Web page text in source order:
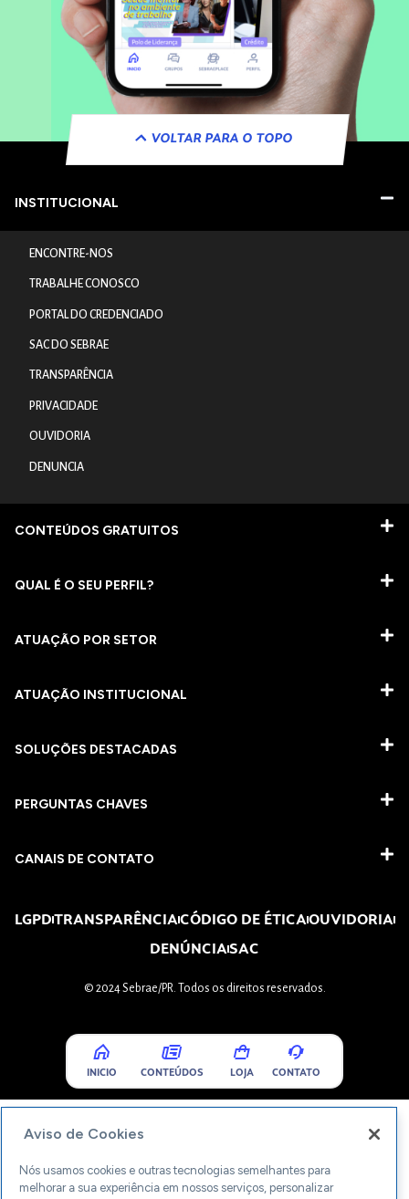
VOLTAR PARA O TOPO
INSTITUCIONAL
ENCONTRE-NOS
TRABALHE CONOSCO
PORTAL DO CREDENCIADO
SAC DO SEBRAE
TRANSPARÊNCIA
PRIVACIDADE
OUVIDORIA
DENUNCIA
CONTEÚDOS GRATUITOS
QUAL É O SEU PERFIL?
ATUAÇÃO POR SETOR
ATUAÇÃO INSTITUCIONAL
SOLUÇÕES DESTACADAS
PERGUNTAS CHAVES​
CANAIS DE CONTATO
LGPDTRANSPARÊNCIACÓDIGO DE ÉTICAOUVIDORIA
DENÚNCIASAC
© 2024 Sebrae/PR. Todos os direitos reservados.
INICIO CONTEÚDOS LOJA CONTATO
Aviso de Cookies
Nós usamos cookies e outras tecnologias semelhantes para
melhorar a sua experiência em nossos serviços, personalizar